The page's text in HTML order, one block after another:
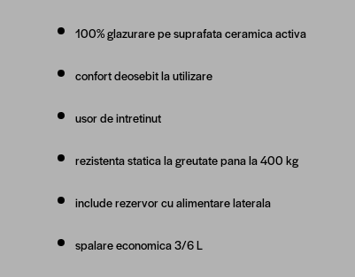
100% glazurare pe suprafata ceramica activa
confort deosebit la utilizare
usor de intretinut
rezistenta statica la greutate pana la 400 kg
include rezervor cu alimentare laterala
spalare economica 3/6 L